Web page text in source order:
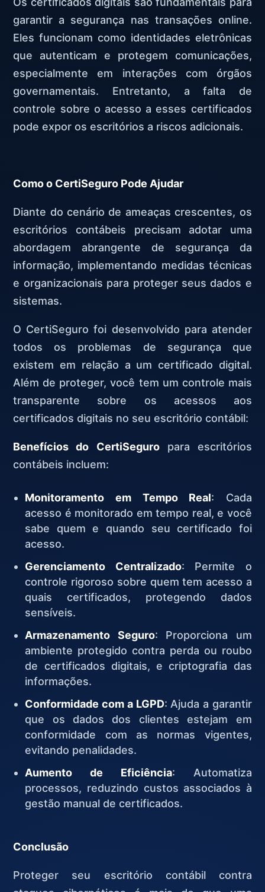
garantir a segurança nas transações online.
Eles funcionam como identidades eletrônicas
que autenticam e protegem comunicações,
especialmente em interações com órgãos
governamentais. Entretanto, a falta de
controle sobre o acesso a esses certificados
pode expor os escritórios a riscos adicionais.
Como o CertiSeguro Pode Ajudar
Diante do cenário de ameaças crescentes, os
escritórios contábeis precisam adotar uma
abordagem abrangente de segurança da
informação, implementando medidas técnicas
e organizacionais para proteger seus dados e
sistemas.
O CertiSeguro foi desenvolvido para atender
todos os problemas de segurança que
existem em relação a um certificado digital.
Além de proteger, você tem um controle mais
transparente sobre os acessos aos
certificados digitais no seu escritório contábil:
Benefícios do CertiSeguropara escritórios
contábeis incluem:
Monitoramento em Tempo Real: Cada
acesso é monitorado em tempo real, e você
sabe quem e quando seu certificado foi
acesso.
Gerenciamento Centralizado: Permite o
controle rigoroso sobre quem tem acesso a
quais certificados, protegendo dados
sensíveis.
Armazenamento Seguro: Proporciona um
ambiente protegido contra perda ou roubo
de certificados digitais, e criptografia das
informações.
Conformidade com a LGPD: Ajuda a garantir
que os dados dos clientes estejam em
conformidade com as normas vigentes,
evitando penalidades.
Aumento de Eficiência: Automatiza
processos, reduzindo custos associados à
gestão manual de certificados.
Conclusão
Proteger seu escritório contábil contra